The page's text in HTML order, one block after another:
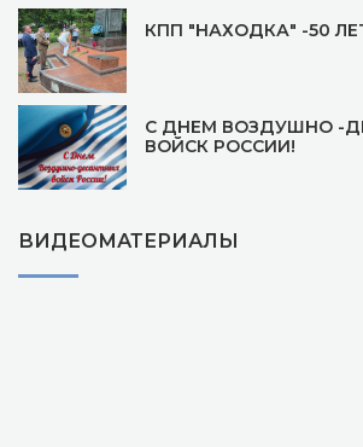
КПП "НАХОДКА" -50
С ДНЕМ ВОЗДУШНО -
ВОЙСК РОССИИ!
ВИДЕОМАТЕРИАЛЫ